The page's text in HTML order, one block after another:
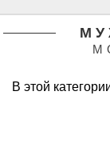
В этой